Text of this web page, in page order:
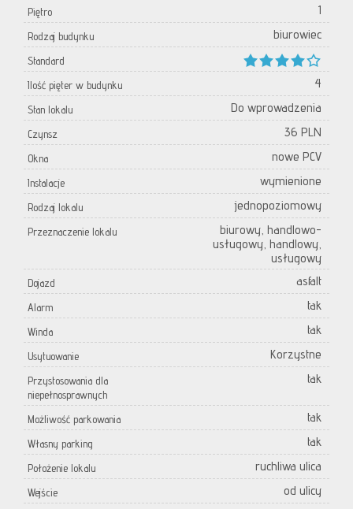
Piętro 1
Rodzaj budynku biurowiec
Standard
Ilość pięter w budynku
4
Stan lokalu Do wprowadzenia
Czynsz 36 PLN
Okna nowe PCV
Instalacje wymienione
Rodzaj lokalu jednopoziomowy
Przeznaczenie lokalu
biurowy, handlowo-
usługowy, handlowy,
usługowy
Dojazd asfalt
Alarm tak
Winda tak
Usytuowanie Korzystne
Przystosowania dla
niepełnosprawnych
tak
Możliwość parkowania tak
Własny parking tak
Położenie lokalu ruchliwa ulica
Wejście od ulicy